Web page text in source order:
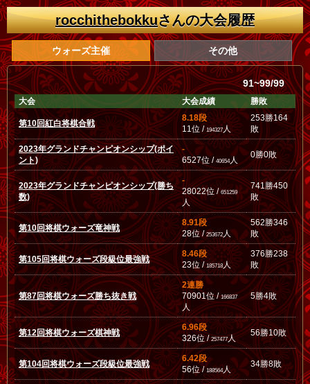
rocchithebokkuさんの大会履歴
ウォーズ主催 その他
91~99/99
大会 大会成績 勝敗
第10回紅白将棋合戦
8.18段
11位 /194327 人
253勝164
敗
2023年グランドチャンピオンシップ(ポイ
ント)
-
6527位 / 40654人
0勝0敗
2023年グランドチャンピオンシップ(勝ち
数)
-
28022位 /651259
人
741勝450
敗
第10回将棋ウォーズ竜神戦
8.91段
28位 /253672 人
562勝346
敗
第105回将棋ウォーズ段級位最強戦
8.46段
23位 /185718人
376勝238
敗
第87回将棋ウォーズ勝ち抜き戦
2連勝
70901位 /166837
人
5勝4敗
第12回将棋ウォーズ棋神戦
6.96段
326位 /257477人
56勝10敗
第104回将棋ウォーズ段級位最強戦
6.42段
56位 /188564人
34勝8敗